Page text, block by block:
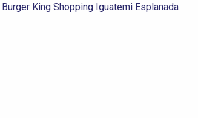
Burger King Shopping Iguatemi Esplanada